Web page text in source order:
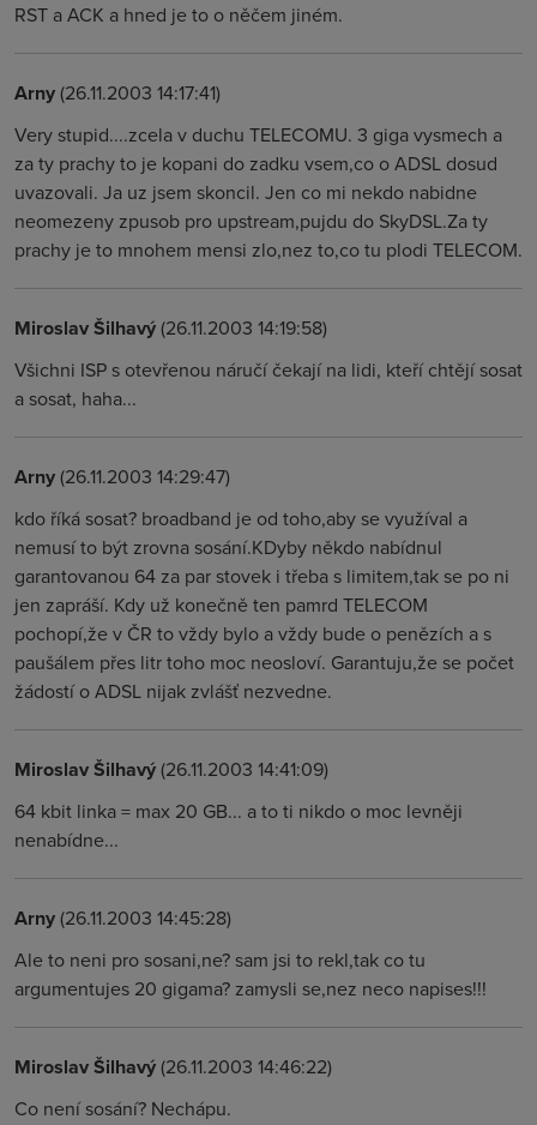
RST a ACK a hned je to o něčem jiném.
Arny(26.11.2003 14:17:41)
Very stupid....zcela v duchu TELECOMU. 3 giga vysmech a
za ty prachy to je kopani do zadku vsem,co o ADSL dosud
uvazovali. Ja uz jsem skoncil. Jen co mi nekdo nabidne
neomezeny zpusob pro upstream,pujdu do SkyDSL.Za ty
prachy je to mnohem mensi zlo,nez to,co tu plodi TELECOM.
Miroslav Šilhavý(26.11.2003 14:19:58)
Všichni ISP s otevřenou náručí čekají na lidi, kteří chtějí sosat
a sosat, haha...
Arny(26.11.2003 14:29:47)
kdo říká sosat? broadband je od toho,aby se využíval a
nemusí to být zrovna sosání.KDyby někdo nabídnul
garantovanou 64 za par stovek i třeba s limitem,tak se po ni
jen zapráší. Kdy už konečně ten pamrd TELECOM
pochopí,že v ČR to vždy bylo a vždy bude o penězích a s
paušálem přes litr toho moc neosloví. Garantuju,že se počet
žádostí o ADSL nijak zvlášť nezvedne.
Miroslav Šilhavý(26.11.2003 14:41:09)
64 kbit linka = max 20 GB... a to ti nikdo o moc levněji
nenabídne...
Arny(26.11.2003 14:45:28)
Ale to neni pro sosani,ne? sam jsi to rekl,tak co tu
argumentujes 20 gigama? zamysli se,nez neco napises!!!
Miroslav Šilhavý(26.11.2003 14:46:22)
Co není sosání? Nechápu.